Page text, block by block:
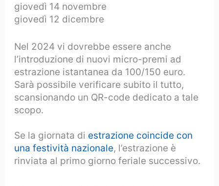
giovedì 14 novembre
giovedì 12 dicembre
Nel 2024 vi dovrebbe essere anche
l’introduzione di nuovi micro-premi ad
estrazione istantanea da 100/150 euro.
Sarà possibile verificare subito il tutto,
scansionando un QR-code dedicato a tale
scopo.
Se la giornata di estrazione coincide con
una festività nazionale, l’estrazione è
rinviata al primo giorno feriale successivo.